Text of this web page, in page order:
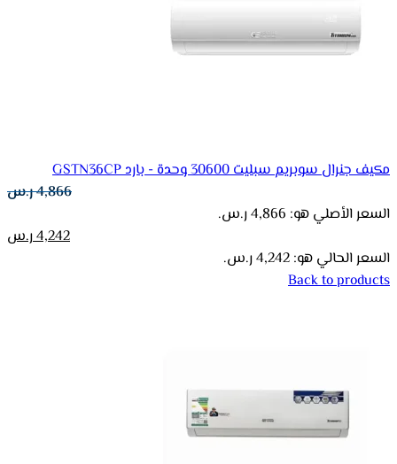
مكيف جنرال سوبريم سبليت 30600 وحدة - بارد GSTN36CP
4,866ر.س
السعر الأصلي هو: 4,866 ر.س.
4,242ر.س
السعر الحالي هو: 4,242 ر.س.
Back to products